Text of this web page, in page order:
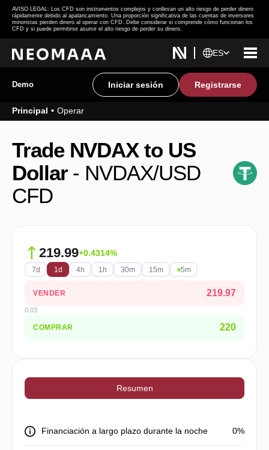
AVISO LEGAL: Los CFD son instrumentos complejos y conllevan un alto riesgo de perder dinero
rápidamente debido al apalancamiento. Una proporción significativa de las cuentas de inversores
minoristas pierden dinero al operar con CFD. Debe considerar si comprende cómo funcionan los
CFD y si puede permitirse asumir el alto riesgo de perder su dinero.
ES
Demo Iniciar sesión Registrarse
Principal Operar
Trade NVDAX to US
Dollar- NVDAX/USD
CFD
Resumen
Financiación a largo plazo durante la noche 0%
219.99+0.4314%
7d 1d 4h 1h 30m 15m 5m
VENDER 219.97
0.03
COMPRAR 220